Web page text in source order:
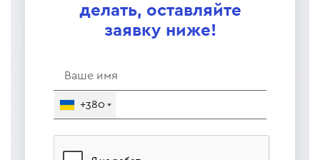
делать, оставляйте
заявку ниже!
+380